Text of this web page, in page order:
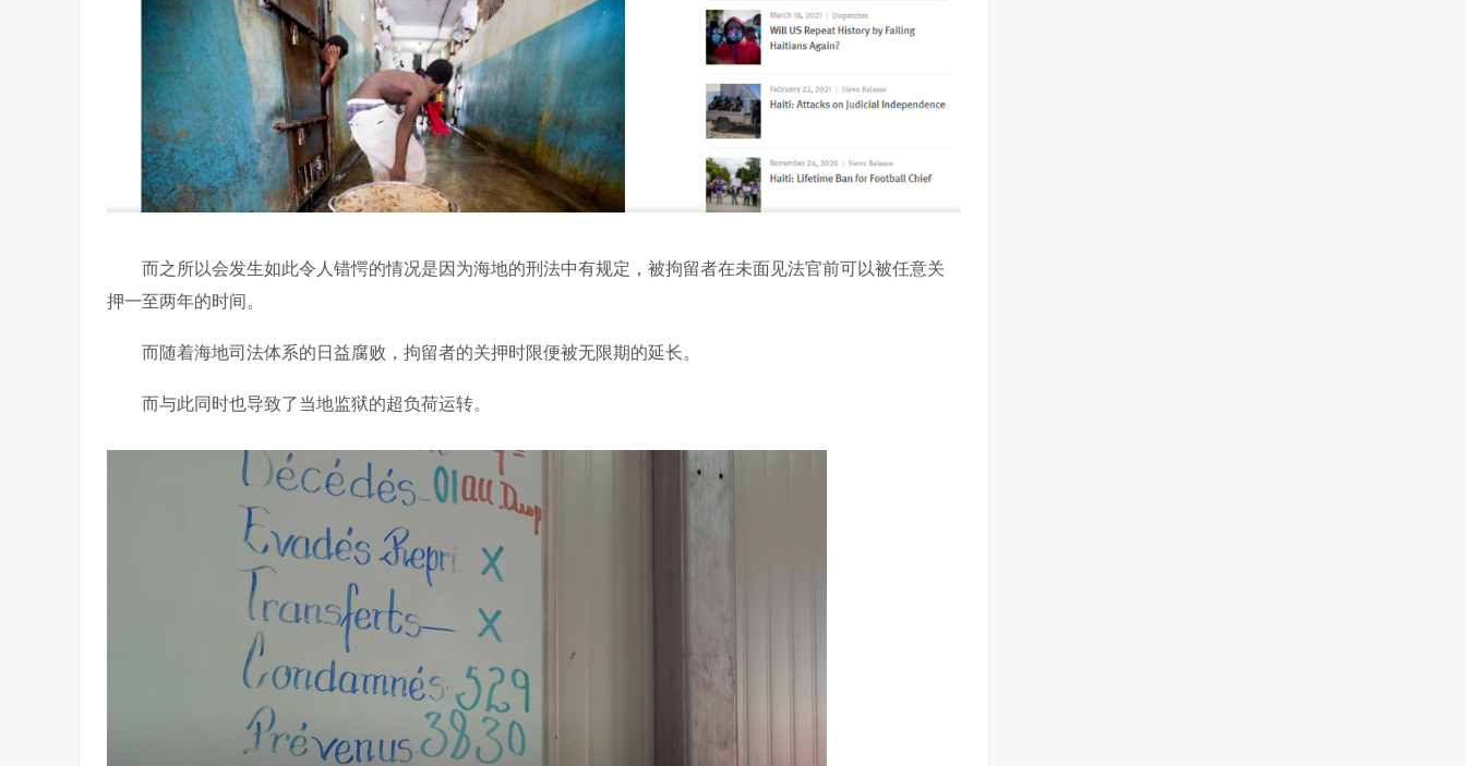
而之所以会发生如此令人错愕的情况是因为海地的刑法中有规定，被拘留者在未面见法官前可以被任意关
押一至两年的时间。
而随着海地司法体系的日益腐败，拘留者的关押时限便被无限期的延长。
而与此同时也导致了当地监狱的超负荷运转。